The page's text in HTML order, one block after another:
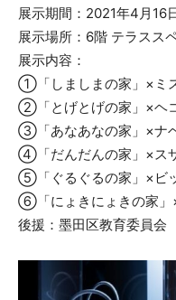
展示期間：2021年4月16
展示場所：6階 テラスス
展示内容：
①「しましまの家」×ミ
②「とげとげの家」×ヘ
③「あなあなの家」×ナ
④「だんだんの家」×ス
⑤「ぐるぐるの家」×ビ
⑥「にょきにょきの家」
後援：墨田区教育委員会